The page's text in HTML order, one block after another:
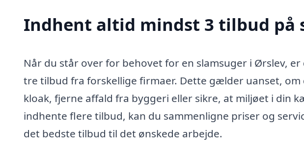
Indhent altid mindst 3 tilbud på
Når du står over for behovet for en slamsuger i Ørslev,
tre tilbud fra forskellige firmaer. Dette gælder uanset,
kloak, fjerne affald fra byggeri eller sikre, at miljøet i din
indhente flere tilbud, kan du sammenligne priser og
det bedste tilbud til det ønskede arbejde.